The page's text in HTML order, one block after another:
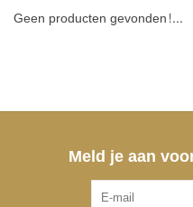
NURSERY / TABLEWARE
Geen producten gevonden!...
Meld je aan